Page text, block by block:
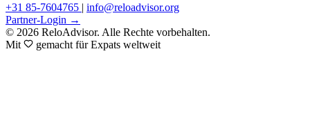
+31 85-7604765 | info@reloadvisor.org
Partner-Login →
© 2026 ReloAdvisor. Alle Rechte vorbehalten.
Mit
gemacht für Expats weltweit